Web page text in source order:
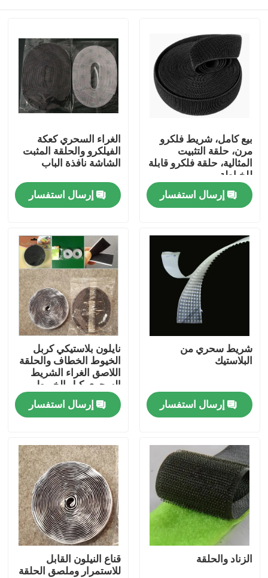
المنتجات
ضبط الجودة
طلب اقتباس
Russian website
الستار المغناطيسي للباب
شاشة النافذة
بيع كامل، شريط فلكرو
مرن، حلقة التثبيت
المثالية، حلقة فلكرو قابلة
للخياطة
إرسال استفسار
الغراء السحري كعكة
الفيلكرو والحلقة المثبت
الشاشة نافذة الباب
إرسال استفسار
شريط سحري من
البلاستيك
إرسال استفسار
نايلون بلاستيكي كربل
الخيوط الخطاف والحلقة
اللاصق الغراء الشريط
السحري كبل الخيوط
إرسال استفسار
الزناد والحلقة
قناع النيلون القابل
للاستمرار وملصق الحلقة